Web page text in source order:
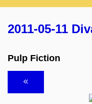
2011-05-11
Pulp Fiction